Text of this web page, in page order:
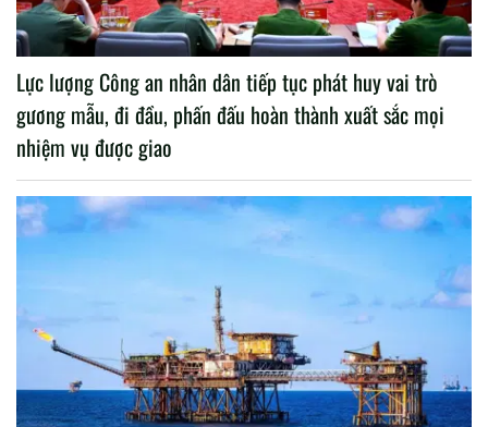
Lực lượng Công an nhân dân tiếp tục phát huy vai trò
gương mẫu, đi đầu, phấn đấu hoàn thành xuất sắc mọi
nhiệm vụ được giao